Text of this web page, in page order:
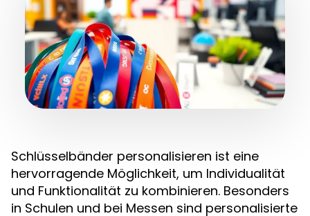
Schlüsselbänder personalisieren ist eine
hervorragende Möglichkeit, um Individualität
und Funktionalität zu kombinieren. Besonders
in Schulen und bei Messen sind personalisierte